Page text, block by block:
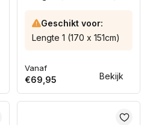
Bekijk
Geschikt voor:
Lengte 1 (170 x 151cm)
Normale
prijs
Vanaf
€69,95